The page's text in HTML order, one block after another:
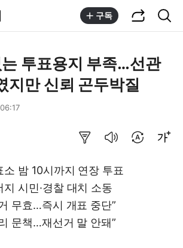
구독
투표용지 부족…선관
지만 신뢰 곤두박질
소 밤 10시까지 연장 투표
시민·경찰 대치 소동
무효…즉시 개표 중단”
문책…재선거 말 안돼”